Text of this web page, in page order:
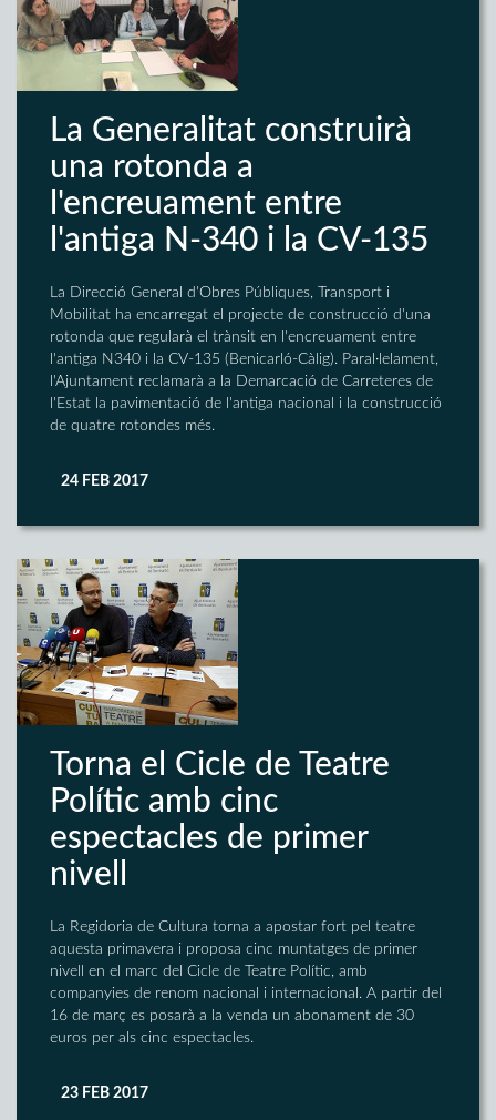
La Generalitat construirà
una rotonda a
l'encreuament entre
l'antiga N-340 i la CV-135
La Direcció General d'Obres Públiques, Transport i
Mobilitat ha encarregat el projecte de construcció d'una
rotonda que regularà el trànsit en l'encreuament entre
l'antiga N340 i la CV-135 (Benicarló-Càlig). Paral·lelament,
l'Ajuntament reclamarà a la Demarcació de Carreteres de
l'Estat la pavimentació de l'antiga nacional i la construcció
de quatre rotondes més.
24 FEB 2017
Torna el Cicle de Teatre
Polític amb cinc
espectacles de primer
nivell
La Regidoria de Cultura torna a apostar fort pel teatre
aquesta primavera i proposa cinc muntatges de primer
nivell en el marc del Cicle de Teatre Polític, amb
companyies de renom nacional i internacional. A partir del
16 de març es posarà a la venda un abonament de 30
euros per als cinc espectacles.
23 FEB 2017